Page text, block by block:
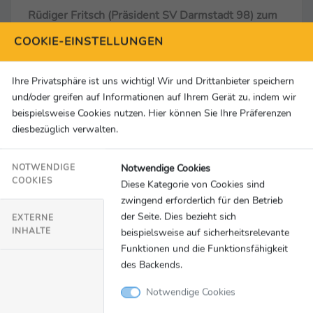
Rüdiger Fritsch (Präsident SV Darmstadt 98) zum
Spiel:„Das war so katastrophal, dass es schon
Torsten Lieberknecht (Trainer SV Darmstadt 98)
zum Spiel:„Was habe ich der Mannschaft in der
beenden sollten und wir uns klar sein müssen,
dass wir hier in der ersten Halbzeit das Spiel
komplett verkackt haben.“
Marcel Schuhen (Torhüter SV Darmstadt 98) ...
„Es waren gefühlt in allen
unglaubliche individuelle Fehler, die dann auch
COOKIE-EINSTELLUNGEN
Ihre Privatsphäre ist uns wichtig! Wir und Drittanbieter speichern
und/oder greifen auf Informationen auf Ihrem Gerät zu, indem wir
beispielsweise Cookies nutzen. Hier können Sie Ihre Präferenzen
diesbezüglich verwalten.
NOTWENDIGE
COOKIES
EXTERNE
INHALTE
Notwendige Cookies
Diese Kategorie von Cookies sind
zwingend erforderlich für den Betrieb
der Seite. Dies bezieht sich
beispielsweise auf sicherheitsrelevante
Funktionen und die Funktionsfähigkeit
des Backends.
Notwendige Cookies